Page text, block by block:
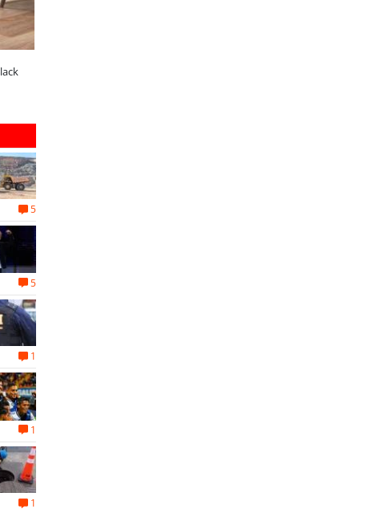
tecnología para el hogar?
5
5
1
1
1